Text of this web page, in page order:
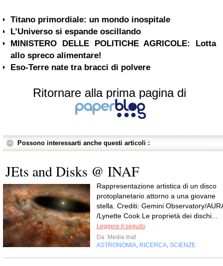
Titano primordiale: un mondo inospitale
L’Universo si espande oscillando
MINISTERO DELLE POLITICHE AGRICOLE: Lotta
allo spreco alimentare!
Eso-Terre nate tra bracci di polvere
Ritornare alla prima pagina di
Possono interessarti anche questi articoli :
JEts and Disks @ INAF
Rappresentazione artistica di un disco
protoplanetario attorno a una giovane
stella. Crediti: Gemini Observatory/
/Lynette Cook Le proprietà dei dischi...
Leggere il seguito
Da Media Inaf
ASTRONOMIA RICERCA SCIENZE